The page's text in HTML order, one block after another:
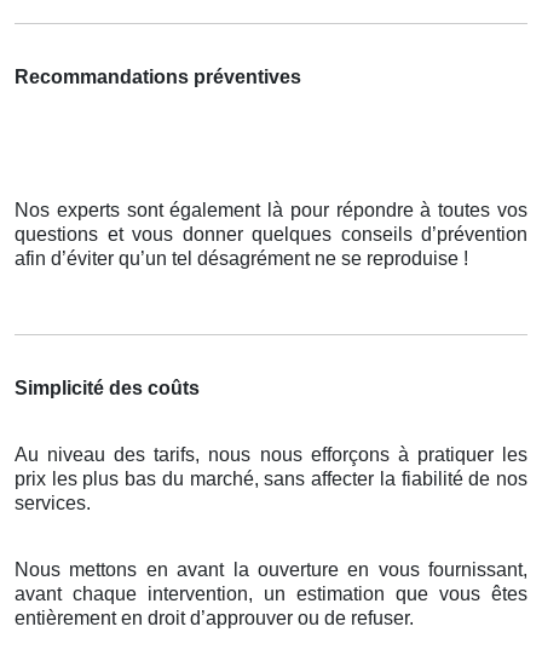
Recommandations préventives
Nos experts sont également là pour répondre à toutes vos
questions et vous donner quelques conseils d’prévention
afin d’éviter qu’un tel désagrément ne se reproduise !
Simplicité des coûts
Au niveau des tarifs, nous nous efforçons à pratiquer les
prix les plus bas du marché, sans affecter la fiabilité de nos
services.
Nous mettons en avant la ouverture en vous fournissant,
avant chaque intervention, un estimation que vous êtes
entièrement en droit d’approuver ou de refuser.